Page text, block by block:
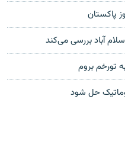
پاکستان
آباد بررسی می‌کند
تورخم بروم
حل شود